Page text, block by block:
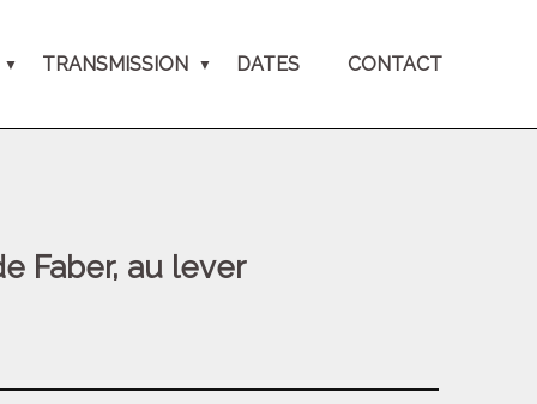
TRANSMISSION DATES CONTACT
Faber, au lever